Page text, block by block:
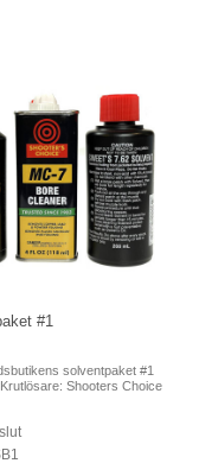
#1
solventpaket #1
Shooters Choice